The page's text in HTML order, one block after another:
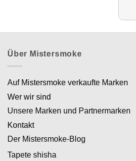
Über Mistersmoke
Auf Mistersmoke verkaufte Marken
Wer wir sind
Unsere Marken und Partnermarken
Kontakt
Der Mistersmoke-Blog
Tapete shisha